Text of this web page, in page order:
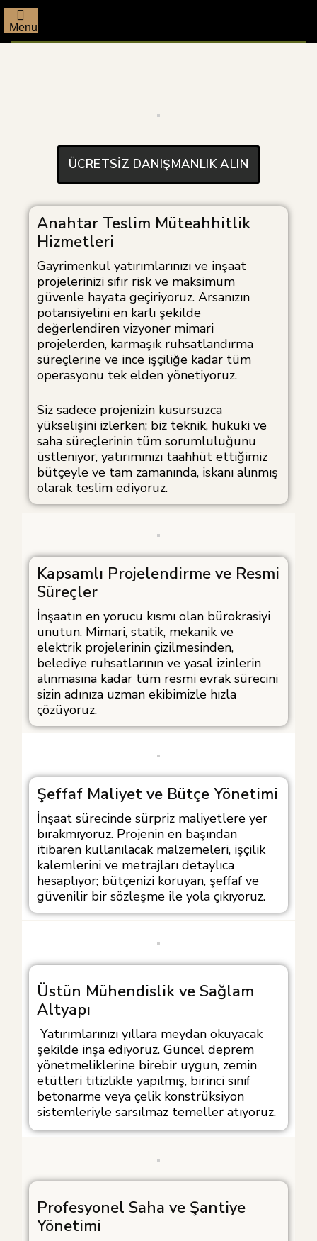
Menu
ÜCRETSIZ DANIŞMANLIK ALIN
Anahtar Teslim Müteahhitlik
Hizmetleri
Gayrimenkul yatırımlarınızı ve inşaat
projelerinizi sıfır risk ve maksimum
güvenle hayata geçiriyoruz. Arsanızın
potansiyelini en karlı şekilde
değerlendiren vizyoner mimari
projelerden, karmaşık ruhsatlandırma
süreçlerine ve ince işçiliğe kadar tüm
operasyonu tek elden yönetiyoruz.
Siz sadece projenizin kusursuzca
yükselişini izlerken; biz teknik, hukuki ve
saha süreçlerinin tüm sorumluluğunu
üstleniyor, yatırımınızı taahhüt ettiğimiz
bütçeyle ve tam zamanında, iskanı alınmış
olarak teslim ediyoruz.
Kapsamlı Projelendirme ve Resmi
Süreçler
İnşaatın en yorucu kısmı olan bürokrasiyi
unutun. Mimari, statik, mekanik ve
elektrik projelerinin çizilmesinden,
belediye ruhsatlarının ve yasal izinlerin
alınmasına kadar tüm resmi evrak sürecini
sizin adınıza uzman ekibimizle hızla
çözüyoruz.
Şeffaf Maliyet ve Bütçe Yönetimi
İnşaat sürecinde sürpriz maliyetlere yer
bırakmıyoruz. Projenin en başından
itibaren kullanılacak malzemeleri, işçilik
kalemlerini ve metrajları detaylıca
hesaplıyor; bütçenizi koruyan, şeffaf ve
güvenilir bir sözleşme ile yola çıkıyoruz.
Üstün Mühendislik ve Sağlam
Altyapı
Yatırımlarınızı yıllara meydan okuyacak
şekilde inşa ediyoruz. Güncel deprem
yönetmeliklerine birebir uygun, zemin
etütleri titizlikle yapılmış, birinci sınıf
betonarme veya çelik konstrüksiyon
sistemleriyle sarsılmaz temeller atıyoruz.
Profesyonel Saha ve Şantiye
Yönetimi